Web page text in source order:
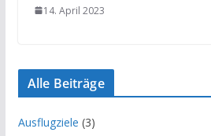
14. April 2023
Alle Beiträge
Ausflugziele (3)